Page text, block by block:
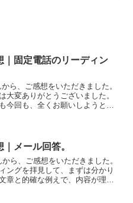
｜固定電話のリーディン
から、ご感想をいただきました。
大変ありがとうございました。
今回も、全くお願いしようとか
｜メール回答。
から、ご感想をいただきました。
ングを拝見して、まずは分かり
章と的確な例えで、内容が理解